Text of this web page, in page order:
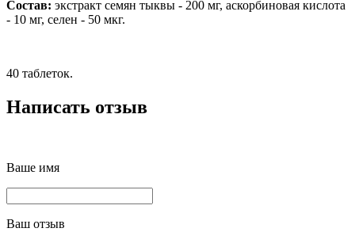
Состав: экстракт семян тыквы - 200 мг, аскорбиновая кислота
- 10 мг, селен - 50 мкг.
40 таблеток.
Написать отзыв
Ваше имя
Ваш отзыв